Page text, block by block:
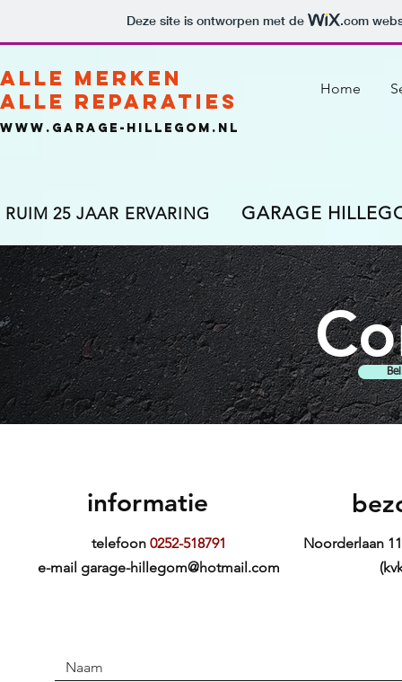
Deze site is ontworpen met de .com
ALLE MERKEN
alle reparaties
www.garage-hillegom.nl
Home
RUIM 25 JAAR ERVARING GARAGE
informatie
telefoon 0252-518791
e-mail garage-hillegom@hotmail.com
Noorderlaan